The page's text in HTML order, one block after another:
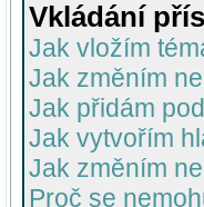
Vkládání
Jak vložím
Jak změním
Jak přidám
Jak vytvořím
Jak změním
Proč se